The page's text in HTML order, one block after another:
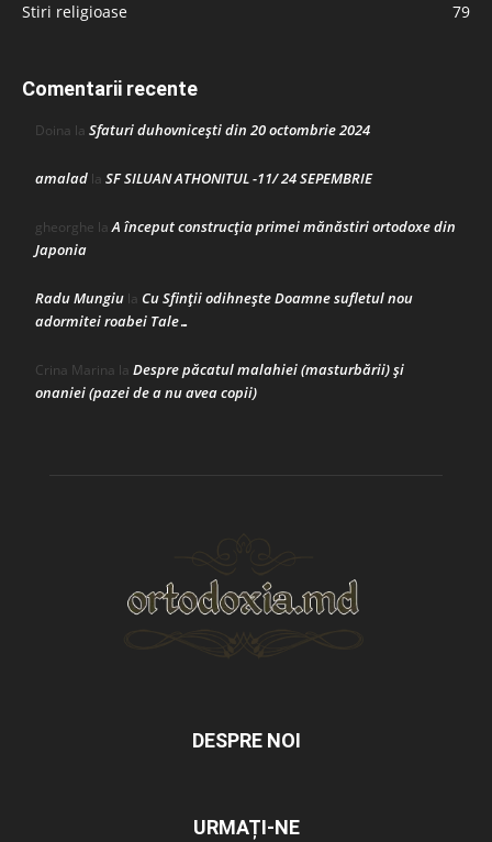
Stiri religioase
79
Comentarii recente
Doina la Sfaturi duhovnicești din 20 octombrie 2024
amalad la SF SILUAN ATHONITUL -11/ 24 SEPEMBRIE
gheorghe laA început construcţia primei mănăstiri ortodoxe din
Japonia
Radu Mungiu la Cu Sfinții odihnește Doamne sufletul nou
adormitei roabei Tale…
Crina Marina la Despre păcatul malahiei (masturbării) şi
onaniei (pazei de a nu avea copii)
DESPRE NOI
URMAȚI-NE